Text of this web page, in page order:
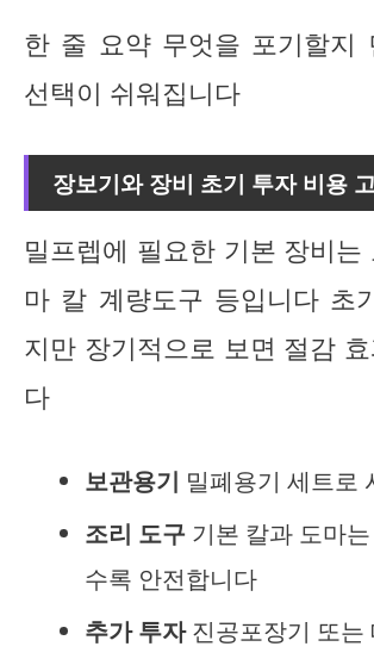
한 줄 요약 무엇을 포기할지
선택이 쉬워집니다
장보기와 장비 초기 투자 비용
밀프렙에 필요한 기본 장비는
마 칼 계량도구 등입니다 초
지만 장기적으로 보면 절감
다
보관용기 밀폐용기 세트로
조리 도구 기본 칼과 도마
수록 안전합니다
추가 투자진공포장기 또는